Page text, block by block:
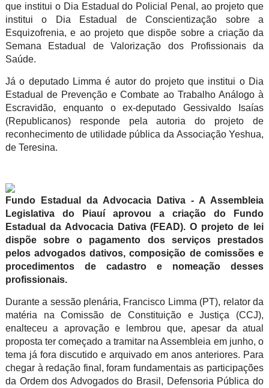
que institui o Dia Estadual do Policial Penal, ao projeto que
institui o Dia Estadual de Conscientização sobre a
Esquizofrenia, e ao projeto que dispõe sobre a criação da
Semana Estadual de Valorização dos Profissionais da
Saúde.
Já o deputado Limma é autor do projeto que institui o Dia
Estadual de Prevenção e Combate ao Trabalho Análogo à
Escravidão, enquanto o ex-deputado Gessivaldo Isaías
(Republicanos) responde pela autoria do projeto de
reconhecimento de utilidade pública da Associação Yeshua,
de Teresina.
Fundo Estadual da Advocacia Dativa- A Assembleia
Legislativa do Piauí aprovou a criação do Fundo
Estadual da Advocacia Dativa (FEAD). O projeto de lei
dispõe sobre o pagamento dos serviços prestados
pelos advogados dativos, composição de comissões e
procedimentos de cadastro e nomeação desses
profissionais.
Durante a sessão plenária, Francisco Limma (PT), relator da
matéria na Comissão de Constituição e Justiça (CCJ),
enalteceu a aprovação e lembrou que, apesar da atual
proposta ter começado a tramitar na Assembleia em junho, o
tema já fora discutido e arquivado em anos anteriores. Para
chegar à redação final, foram fundamentais as participações
da Ordem dos Advogados do Brasil, Defensoria Pública do